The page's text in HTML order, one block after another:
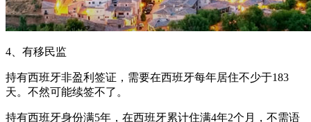
4、有移民监
持有西班牙非盈利签证，需要在西班牙每年居住不少于183
天。不然可能续签不了。
持有西班牙身份满5年，在西班牙累计住满4年2个月，不需语